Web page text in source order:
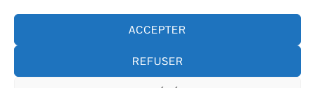
ACCEPTER
REFUSER
Politique de cookies (UE)